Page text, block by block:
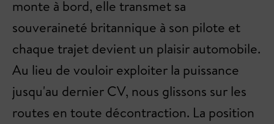
monte à bord, elle transmet sa
souveraineté britannique à son pilote et
chaque trajet devient un plaisir automobile.
Au lieu de vouloir exploiter la puissance
jusqu'au dernier CV, nous glissons sur les
routes en toute décontraction. La position